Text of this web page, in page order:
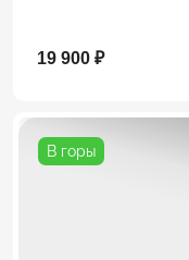
19 900 ₽
В горы